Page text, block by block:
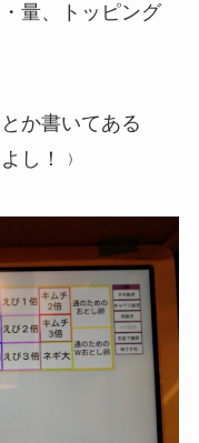
量、トッピング
か書いてある
し！﹚